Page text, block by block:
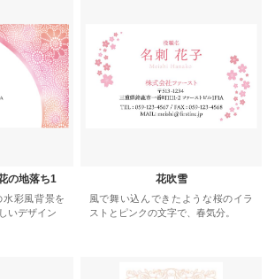
の地落ち1
彩風背景を
いデザイン
花吹雪
風で舞い込んできたような桜のイラ
ストとピンクの文字で、春気分。